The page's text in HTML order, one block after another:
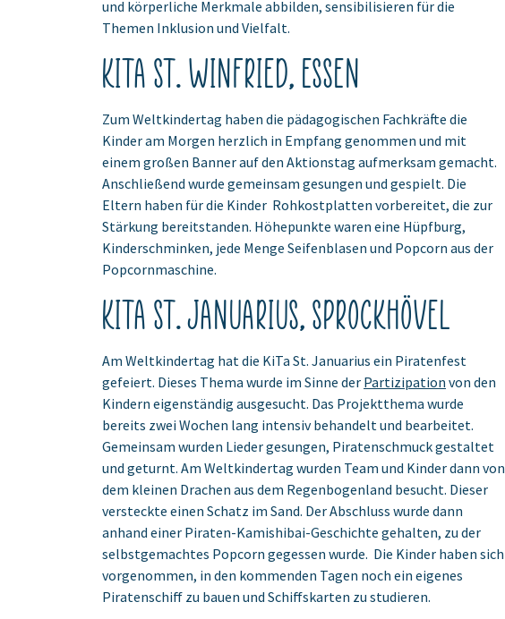
und körperliche Merkmale abbilden, sensibilisieren für die
Themen Inklusion und Vielfalt.
KiTa St. Winfried, Essen
Zum Weltkindertag haben die pädagogischen Fachkräfte die
Kinder am Morgen herzlich in Empfang genommen und mit
einem großen Banner auf den Aktionstag aufmerksam gemacht.
Anschließend wurde gemeinsam gesungen und gespielt. Die
Eltern haben für die Kinder Rohkostplatten vorbereitet, die zur
Stärkung bereitstanden. Höhepunkte waren eine Hüpfburg,
Kinderschminken, jede Menge Seifenblasen und Popcorn aus der
Popcornmaschine.
KiTa St. Januarius, Sprockhövel
Am Weltkindertag hat die KiTa St. Januarius ein Piratenfest
gefeiert. Dieses Thema wurde im Sinne der Partizipation von den
Kindern eigenständig ausgesucht. Das Projektthema wurde
bereits zwei Wochen lang intensiv behandelt und bearbeitet.
Gemeinsam wurden Lieder gesungen, Piratenschmuck gestaltet
und geturnt. Am Weltkindertag wurden Team und Kinder dann von
dem kleinen Drachen aus dem Regenbogenland besucht. Dieser
versteckte einen Schatz im Sand. Der Abschluss wurde dann
anhand einer Piraten-Kamishibai-Geschichte gehalten, zu der
selbstgemachtes Popcorn gegessen wurde. Die Kinder haben sich
vorgenommen, in den kommenden Tagen noch ein eigenes
Piratenschiff zu bauen und Schiffskarten zu studieren.